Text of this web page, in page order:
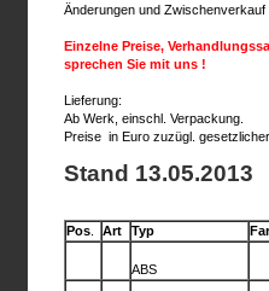
Änderungen und
Einzelne Preise,
sprechen Sie mit uns !
Lieferung:
Ab Werk, einschl. Verpackung.
Preise in Euro zuzügl.
Stand 13.05.2013
Pos Art Typ
ABS